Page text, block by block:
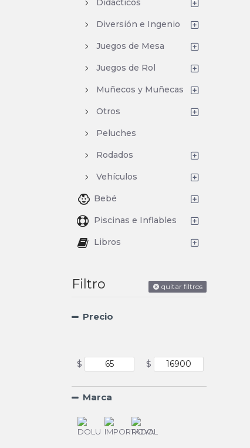
Didácticos
Diversión e Ingenio
Juegos de Mesa
Juegos de Rol
Muñecos y Muñecas
Otros
Peluches
Rodados
Vehículos
Bebé
Piscinas e Inflables
Libros
Filtro quitar filtros
Precio
$ $
Marca